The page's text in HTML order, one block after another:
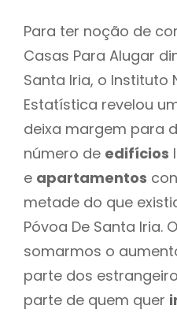
Para ter noção de
Casas Para Alugar
Santa Iria, o Instituto
Estatística revelou
deixa margem para
número de edifícios
e apartamentos
metade do que
Póvoa De Santa Iria.
somarmos o
parte dos
parte de quem quer